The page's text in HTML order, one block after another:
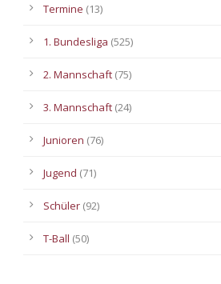
Termine (13)
1. Bundesliga (525)
2. Mannschaft (75)
3. Mannschaft (24)
Junioren (76)
Jugend (71)
Schüler (92)
T-Ball (50)